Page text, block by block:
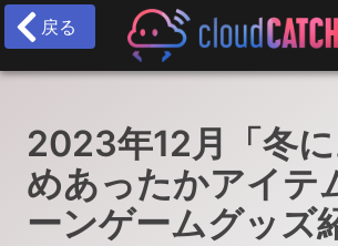
戻る
2023年12月「冬
めあったかアイテ
ーンゲームグッズ